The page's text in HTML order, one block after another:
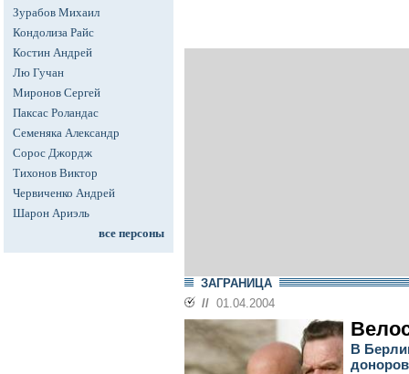
Зурабов Михаил
Кондолиза Райс
Костин Андрей
Лю Гучан
Миронов Сергей
Паксас Роландас
Семеняка Александр
Сорос Джордж
Тихонов Виктор
Червиченко Андрей
Шарон Ариэль
все персоны
ЗАГРАНИЦА
// 01.04.2004
В
доноров